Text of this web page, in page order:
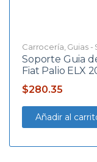
Carrocería Guias
Soporte Guia
Fiat Palio ELX
$280.35
Añadir al